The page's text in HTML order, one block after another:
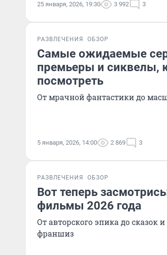
25 января, 2026, 19:30 3 992 3
РАЗВЛЕЧЕНИЯ ОБЗОР
Самые ожидаемые
премьеры и сиквелы,
посмотреть
От мрачной фантастики до
5 января, 2026, 14:00 2 869 3
РАЗВЛЕЧЕНИЯ ОБЗОР
Вот теперь
фильмы 2026 года
От авторского эпика до сказок
франшиз